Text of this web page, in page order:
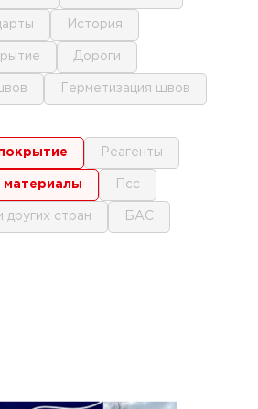
история
дороги
герметизация швов
реагенты
материалы псс
других стран БАС